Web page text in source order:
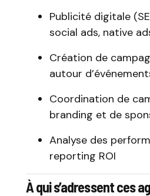
Publicité digitale
social ads, native
Création de
autour
Coordination de
branding et de
Analyse des
reporting ROI
À qui s’adressent ces